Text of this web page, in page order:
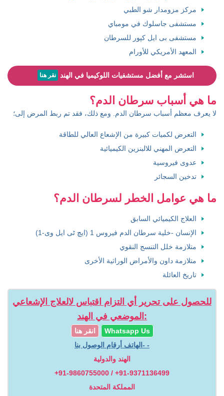
مركز مزومدار شو الطبي
مستشفى جاسلوك في مومباي
مستشفى بی ایل کپور للسرطان
المعهد الأمريكي للأورام
استشر مع أفضل مستشفيات اللوكيميا في الهند نقر هنا
ما هي أسباب سرطان الدم؟
لا يعرف معظم أسباب سرطان الدم. ومع ذلك، فقد تم ربط المرض إلى؛
التعرض لكميات كبيرة من الإشعاع العالي للطاقة
التعرض المهني للالبنزين الكيميائية
عدوى فيروسية
تدخين السجائر
ما هي عوامل الخطر لسرطان الدم؟
العلاج الكيميائي السابق
الإنسان -خلية سرطان الدم فيروس 1 (ایچ ٹی ایل وی-1)
متلازمة خلل التنسج النقوي
متلازمة داون والأمراض الوراثية الأخرى
تاريخ العائلة
للحصول على تحرير أي التزام اقتباس لالعلاج الإشعاعي
الموضعي في الهند:
انقر هنا
Whatsapp Us
الهاتف أرقام الوصول بنا- -
الهند والدولية
+91-9860755000 / +91-9371136499
المملكة المتحدة